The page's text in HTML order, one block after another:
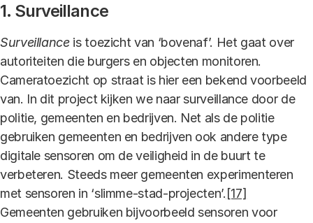
1. Surveillance
Surveillanceis toezicht van ‘bovenaf’. Het gaat over
autoriteiten die burgers en objecten monitoren.
Cameratoezicht op straat is hier een bekend voorbeeld
van. In dit project kijken we naar surveillance door de
politie, gemeenten en bedrijven. Net als de politie
gebruiken gemeenten en bedrijven ook andere type
digitale sensoren om de veiligheid in de buurt te
verbeteren. Steeds meer gemeenten experimenteren
met sensoren in ‘slimme-stad-projecten’. [17]
Gemeenten gebruiken bijvoorbeeld sensoren voor